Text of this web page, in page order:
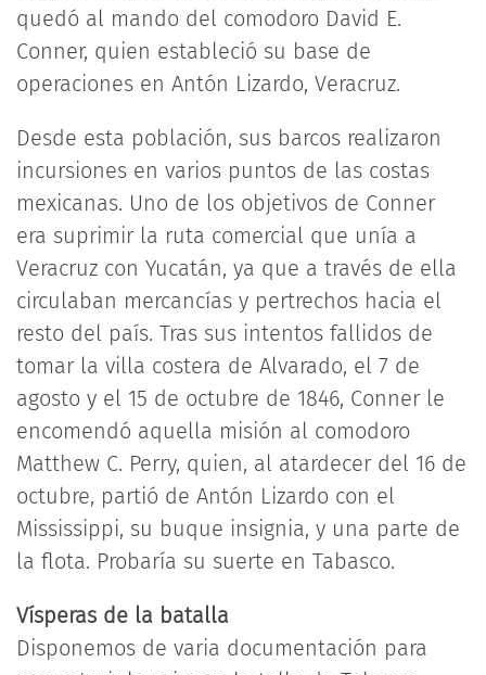
quedó al mando del comodoro David E.
Conner, quien estableció su base de
operaciones en Antón Lizardo, Veracruz.
Desde esta población, sus barcos realizaron
incursiones en varios puntos de las costas
mexicanas. Uno de los objetivos de Conner
era suprimir la ruta comercial que unía a
Veracruz con Yucatán, ya que a través de ella
circulaban mercancías y pertrechos hacia el
resto del país. Tras sus intentos fallidos de
tomar la villa costera de Alvarado, el 7 de
agosto y el 15 de octubre de 1846, Conner le
encomendó aquella misión al comodoro
Matthew C. Perry, quien, al atardecer del 16 de
octubre, partió de Antón Lizardo con el
Mississippi, su buque insignia, y una parte de
la flota. Probaría su suerte en Tabasco.
Vísperas de la batalla
Disponemos de varia documentación para